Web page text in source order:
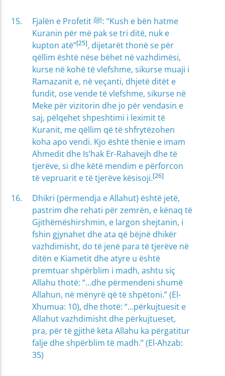
Fjalën e Profetit ﷺ: “Kush e bën hatme
Kuranin për më pak se tri ditë, nuk e
kupton atë”[25], dijetarët thonë se për
qëllim është nëse bëhet në vazhdimësi,
kurse në kohë të vlefshme, sikurse muaji i
Ramazanit e, në veçanti, dhjetë ditët e
fundit, ose vende të vlefshme, sikurse në
Meke për vizitorin dhe jo për vendasin e
saj, pëlqehet shpeshtimi i leximit të
Kuranit, me qëllim që të shfrytëzohen
koha apo vendi. Kjo është thënie e imam
Ahmedit dhe Is’hak Er-Rahavejh dhe të
tjerëve, si dhe këtë mendim e përforcon
të vepruarit e të tjerëve kësisoji.[26]
Dhikri (përmendja e Allahut) është jetë,
pastrim dhe rehati për zemrën, e kënaq të
Gjithëmëshirshmin, e largon shejtanin, i
fshin gjynahet dhe ata që bëjnë dhikër
vazhdimisht, do të jenë para të tjerëve në
ditën e Kiametit dhe atyre u është
premtuar shpërblim i madh, ashtu siç
Allahu thotë: “…dhe përmendeni shumë
Allahun, në mënyrë që të shpëtoni.” (El-
Xhumua: 10), dhe thotë: “…përkujtuesit e
Allahut vazhdimisht dhe përkujtueset,
pra, për të gjithë këta Allahu ka përgatitur
falje dhe shpërblim të madh.” (El-Ahzab:
35)